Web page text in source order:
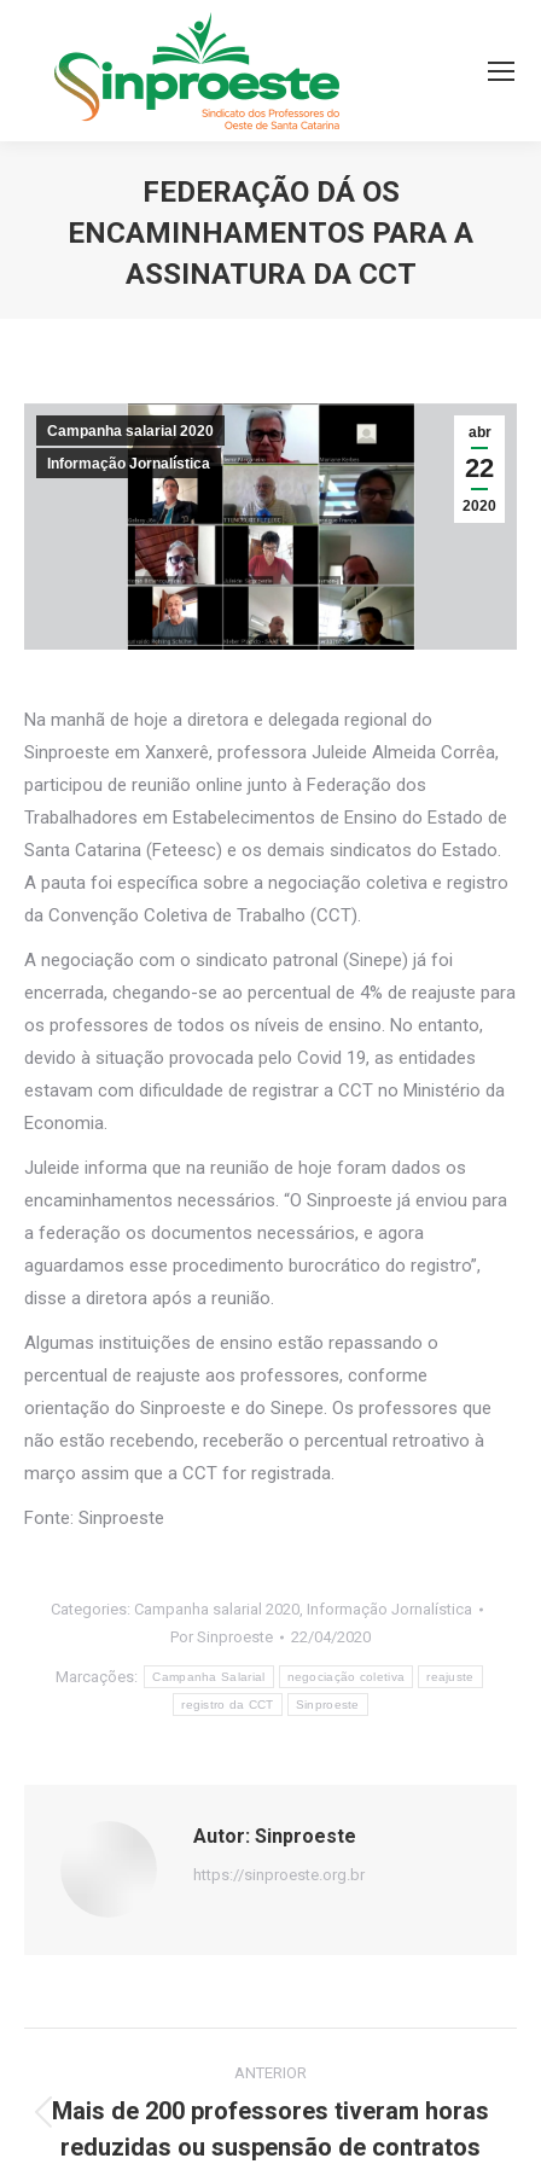
FEDERAÇÃO DÁ OS
ENCAMINHAMENTOS PARA A
ASSINATURA DA CCT
abr
22
2020
Campanha salarial 2020
Informação Jornalística
Na manhã de hoje a diretora e delegada regional do
Sinproeste em Xanxerê, professora Juleide Almeida Corrêa,
participou de reunião online junto à Federação dos
Trabalhadores em Estabelecimentos de Ensino do Estado de
Santa Catarina (Feteesc) e os demais sindicatos do Estado.
A pauta foi específica sobre a negociação coletiva e registro
da Convenção Coletiva de Trabalho (CCT).
A negociação com o sindicato patronal (Sinepe) já foi
encerrada, chegando-se ao percentual de 4% de reajuste para
os professores de todos os níveis de ensino. No entanto,
devido à situação provocada pelo Covid 19, as entidades
estavam com dificuldade de registrar a CCT no Ministério da
Economia.
Juleide informa que na reunião de hoje foram dados os
encaminhamentos necessários. “O Sinproeste já enviou para
a federação os documentos necessários, e agora
aguardamos esse procedimento burocrático do registro”,
disse a diretora após a reunião.
Algumas instituições de ensino estão repassando o
percentual de reajuste aos professores, conforme
orientação do Sinproeste e do Sinepe. Os professores que
não estão recebendo, receberão o percentual retroativo à
março assim que a CCT for registrada.
Fonte: Sinproeste
Categories: Campanha salarial 2020, Informação Jornalística
Por Sinproeste 22/04/2020
Marcações: Campanha Salarial negociação coletiva reajuste
registro da CCT Sinproeste
Autor: Sinproeste
https://sinproeste.org.br
de
ANTERIOR
Post
anterior:
Mais de 200 professores tiveram horas
reduzidas ou suspensão de contratos